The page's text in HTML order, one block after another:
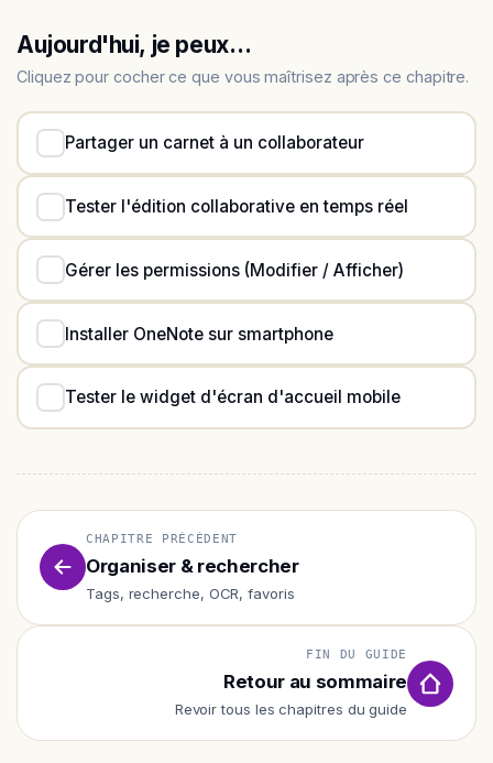
Aujourd'hui, je peux…
Cliquez pour cocher ce que vous maîtrisez après ce chapitre.
Partager un carnet à un collaborateur
Tester l'édition collaborative en temps réel
Gérer les permissions (Modifier / Afficher)
Installer OneNote sur smartphone
Tester le widget d'écran d'accueil mobile
CHAPITRE PRÉCÉDENT
Organiser & rechercher
Tags, recherche, OCR, favoris
FIN DU GUIDE
Retour au sommaire
Revoir tous les chapitres du guide